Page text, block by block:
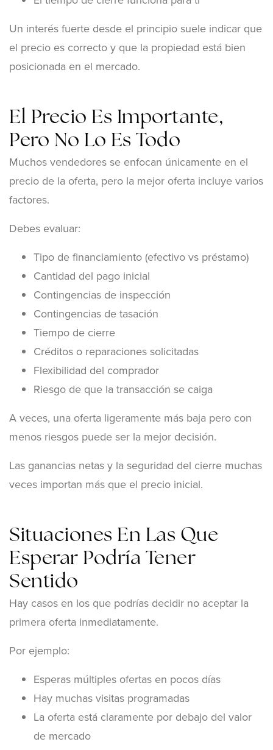
Un interés fuerte desde el principio suele indicar que
el precio es correcto y que la propiedad está bien
posicionada en el mercado.
El Precio Es Importante,
Pero No Lo Es Todo
Muchos vendedores se enfocan únicamente en el
precio de la oferta, pero la mejor oferta incluye varios
factores.
Debes evaluar:
Tipo de financiamiento (efectivo vs préstamo)
Cantidad del pago inicial
Contingencias de inspección
Contingencias de tasación
Tiempo de cierre
Créditos o reparaciones solicitadas
Flexibilidad del comprador
Riesgo de que la transacción se caiga
A veces, una oferta ligeramente más baja pero con
menos riesgos puede ser la mejor decisión.
Las ganancias netas y la seguridad del cierre muchas
veces importan más que el precio inicial.
Situaciones En Las Que
Esperar Podría Tener
Sentido
Hay casos en los que podrías decidir no aceptar la
primera oferta inmediatamente.
Por ejemplo:
Esperas múltiples ofertas en pocos días
Hay muchas visitas programadas
La oferta está claramente por debajo del valor
de mercado